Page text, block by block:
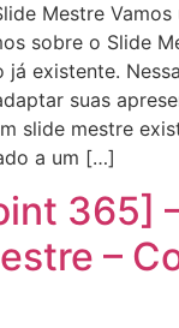
Mestre
sobre o Slide
já existente.
suas
slide mestre
a um […]
365]
–